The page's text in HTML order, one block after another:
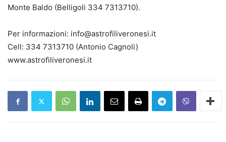
Monte Baldo (Belligoli 334 7313710).
Per informazioni: info@astrofiliveronesi.it
Cell: 334 7313710 (Antonio Cagnoli)
www.astrofiliveronesi.it